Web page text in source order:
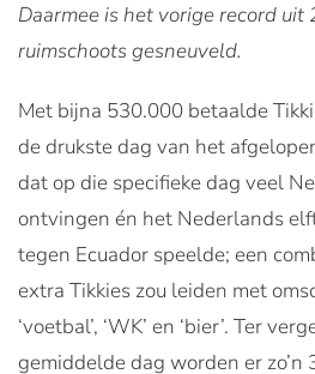
Daarmee is het vorige record
ruimschoots gesneuveld.
Met bijna 530.000 betaalde
de drukste dag van het
dat op die specifieke dag veel
ontvingen én het Nederlands
tegen Ecuador speelde; een
extra Tikkies zou leiden met
‘voetbal’, ‘WK’ en ‘bier’. Ter
gemiddelde dag worden er zo’n